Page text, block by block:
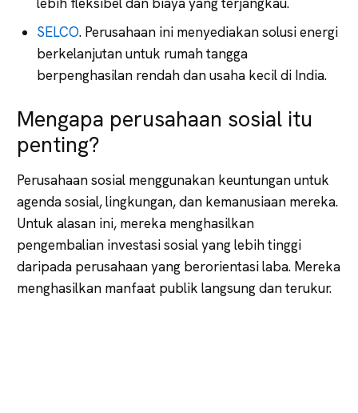
SELCO. Perusahaan ini menyediakan solusi energi
berkelanjutan untuk rumah tangga
berpenghasilan rendah dan usaha kecil di India.
Mengapa perusahaan sosial itu
penting?
Perusahaan sosial menggunakan keuntungan untuk
agenda sosial, lingkungan, dan kemanusiaan mereka.
Untuk alasan ini, mereka menghasilkan
pengembalian investasi sosial yang lebih tinggi
daripada perusahaan yang berorientasi laba. Mereka
menghasilkan manfaat publik langsung dan terukur.